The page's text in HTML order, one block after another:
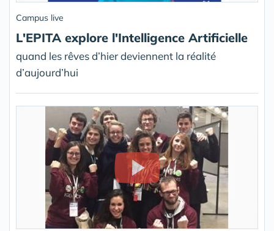
Campus live
L'EPITA explore l'Intelligence Artificielle
quand les rêves d’hier deviennent la réalité
d’aujourd’hui